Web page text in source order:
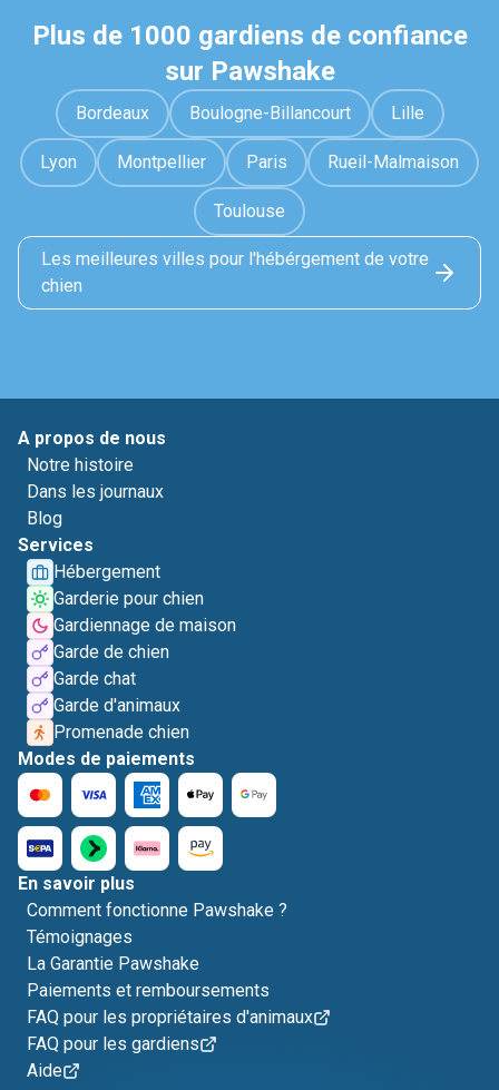
Plus de 1000 gardiens de confiance
sur Pawshake
Bordeaux Boulogne-Billancourt Lille
Lyon Montpellier Paris Rueil-Malmaison
Toulouse
Les meilleures villes pour l'hébérgement de votre
chien
A propos de nous
Notre histoire
Dans les journaux
Blog
Services
Hébergement
Garderie pour chien
Gardiennage de maison
Garde de chien
Garde chat
Garde d'animaux
Promenade chien
Modes de paiements
En savoir plus
Comment fonctionne Pawshake ?
Témoignages
La Garantie Pawshake
Paiements et remboursements
FAQ pour les propriétaires d'animaux
FAQ pour les gardiens
Aide